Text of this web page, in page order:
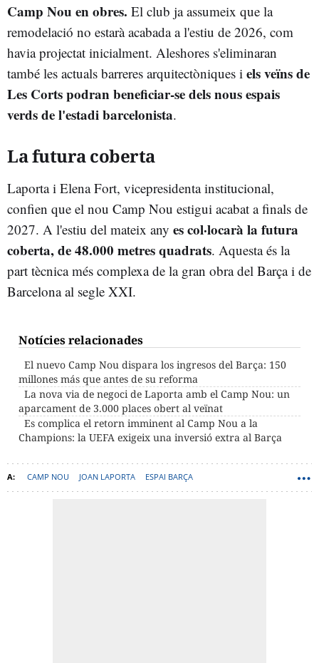
Camp Nou en obres. El club ja assumeix que la
remodelació no estarà acabada a l'estiu de 2026, com
havia projectat inicialment. Aleshores s'eliminaran
també les actuals barreres arquitectòniques i els veïns de
Les Corts podran beneficiar-se dels nous espais
verds de l'estadi barcelonista.
La futura coberta
Laporta i Elena Fort, vicepresidenta institucional,
confien que el nou Camp Nou estigui acabat a finals de
2027. A l'estiu del mateix any es col·locarà la futura
coberta, de 48.000 metres quadrats. Aquesta és la
part tècnica més complexa de la gran obra del Barça i de
Barcelona al segle XXI.
Notícies relacionades
El nuevo Camp Nou dispara los ingresos del Barça: 150
millones más que antes de su reforma
La nova via de negoci de Laporta amb el Camp Nou: un
aparcament de 3.000 places obert al veïnat
Es complica el retorn imminent al Camp Nou a la
Champions: la UEFA exigeix una inversió extra al Barça
CAMP NOU JOAN LAPORTA ESPAI BARÇA